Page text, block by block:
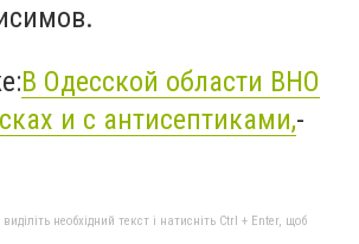
В Одесской области ВНО
и с антисептиками,-
необхідний текст і натисніть Ctrl + Enter, щоб